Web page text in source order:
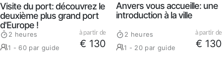
Visite du port: découvrez le
deuxième plus grand port
d'Europe !
2 heures
1 - 60 par guide
à partir de
€ 130
Anvers vous accueille: une
introduction à la ville
2 heures
1 - 20 par guide
à partir de
€ 130